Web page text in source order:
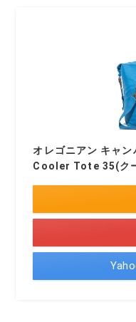
オレゴニアン キャ
Cooler Tote 35(ク